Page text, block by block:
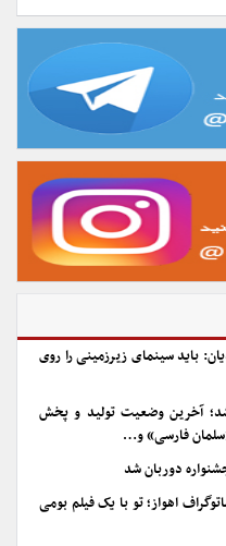
باید سینمای زیرزمینی را روی
آخرین وضعیت تولید و پخش
دوربان شد
اهواز؛ تو با یک فیلم بومی